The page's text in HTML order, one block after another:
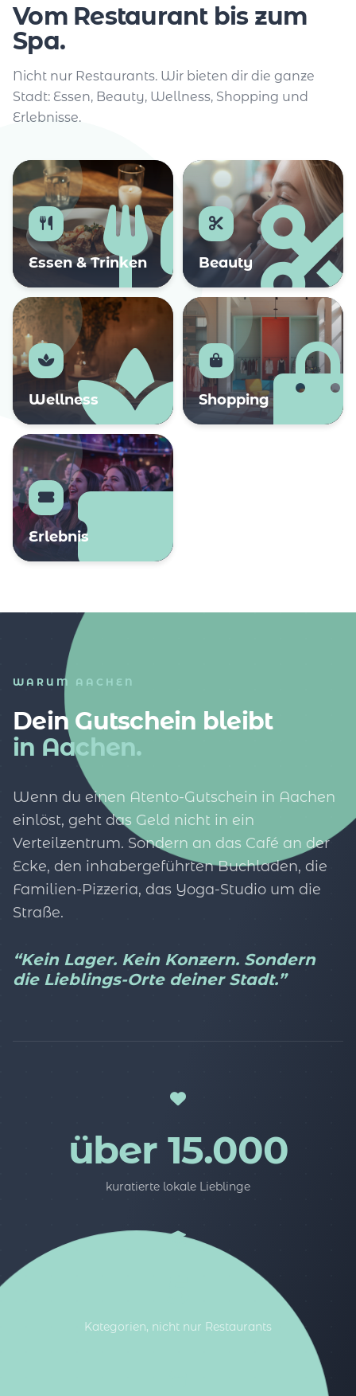
Vom Restaurant bis zum
Spa.
Nicht nur Restaurants. Wir bieten dir die ganze
Stadt: Essen, Beauty, Wellness, Shopping und
Erlebnisse.
Essen & Trinken Beauty
Wellness Shopping
Erlebnis
WARUM AACHEN
Dein Gutschein bleibt
in Aachen.
Wenn du einen Atento-Gutschein in Aachen
einlöst, geht das Geld nicht in ein
Verteilzentrum. Sondern an das Café an der
Ecke, den inhabergeführten Buchladen, die
Familien-Pizzeria, das Yoga-Studio um die
Straße.
“Kein Lager. Kein Konzern. Sondern
die Lieblings-Orte deiner Stadt.”
über 15.000
kuratierte lokale Lieblinge
Kategorien, nicht nur Restaurants